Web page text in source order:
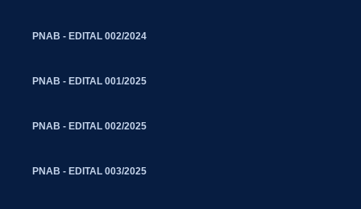
PNAB - EDITAL 002/2024
PNAB - EDITAL 001/2025
PNAB - EDITAL 002/2025
PNAB - EDITAL 003/2025